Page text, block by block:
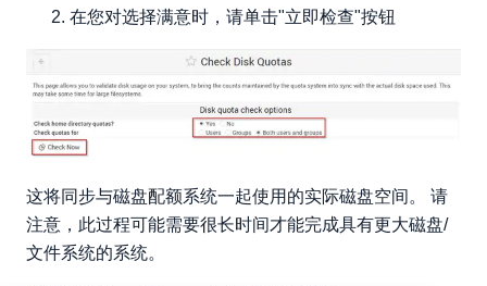
在您对选择满意时，请单击"立即检查"按钮
这将同步与磁盘配额系统一起使用的实际磁盘空间。 请
注意，此过程可能需要很长时间才能完成具有更大磁盘/
文件系统的系统。